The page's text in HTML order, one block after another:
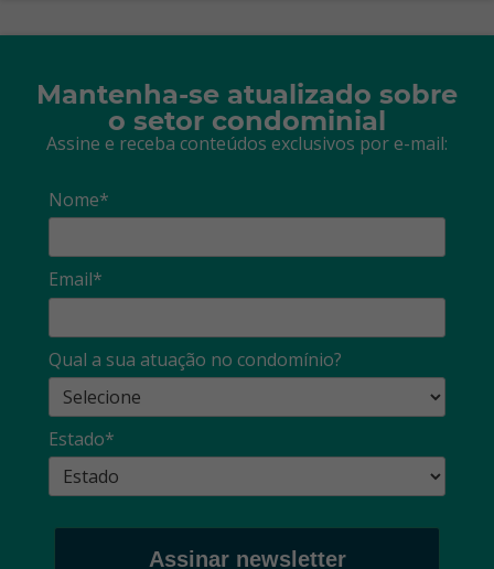
Mantenha-se atualizado sobre
o setor condominial
Assine e receba conteúdos exclusivos por e-mail:
Nome*
Email*
Qual a sua atuação no condomínio?
Estado*
Assinar newsletter